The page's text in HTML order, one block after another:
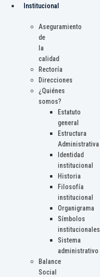
Institucional
Aseguramiento
de
la
calidad
Rectoría
Direcciones
¿Quiénes
somos?
Estatuto
general
Estructura
Administrativa
Identidad
institucional
Historia
Filosofía
institucional
Organigrama
Símbolos
institucionales
Sistema
administrativo
Balance
Social